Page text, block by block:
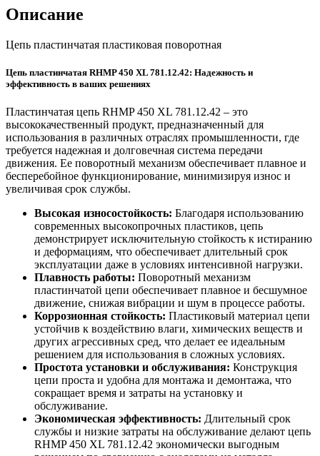
Описание
Цепь пластинчатая пластиковая поворотная
Цепь пластинчатая RHMP 450 XL 781.12.42: Надежность и
эффективность в ваших решениях
Пластинчатая цепь RHMP 450 XL 781.12.42 – это
высококачественный продукт, предназначенный для
использования в различных отраслях промышленности, где
требуется надежная и долговечная система передачи
движения. Ее поворотный механизм обеспечивает плавное и
бесперебойное функционирование, минимизируя износ и
увеличивая срок службы.
Высокая износостойкость: Благодаря использованию
современных высокопрочных пластиков, цепь
демонстрирует исключительную стойкость к истиранию
и деформациям, что обеспечивает длительный срок
эксплуатации даже в условиях интенсивной нагрузки.
Плавность работы: Поворотный механизм
пластинчатой цепи обеспечивает плавное и бесшумное
движение, снижая вибрации и шум в процессе работы.
Коррозионная стойкость: Пластиковый материал цепи
устойчив к воздействию влаги, химических веществ и
других агрессивных сред, что делает ее идеальным
решением для использования в сложных условиях.
Простота установки и обслуживания: Конструкция
цепи проста и удобна для монтажа и демонтажа, что
сокращает время и затраты на установку и
обслуживание.
Экономическая эффективность: Длительный срок
службы и низкие затраты на обслуживание делают цепь
RHMP 450 XL 781.12.42 экономически выгодным